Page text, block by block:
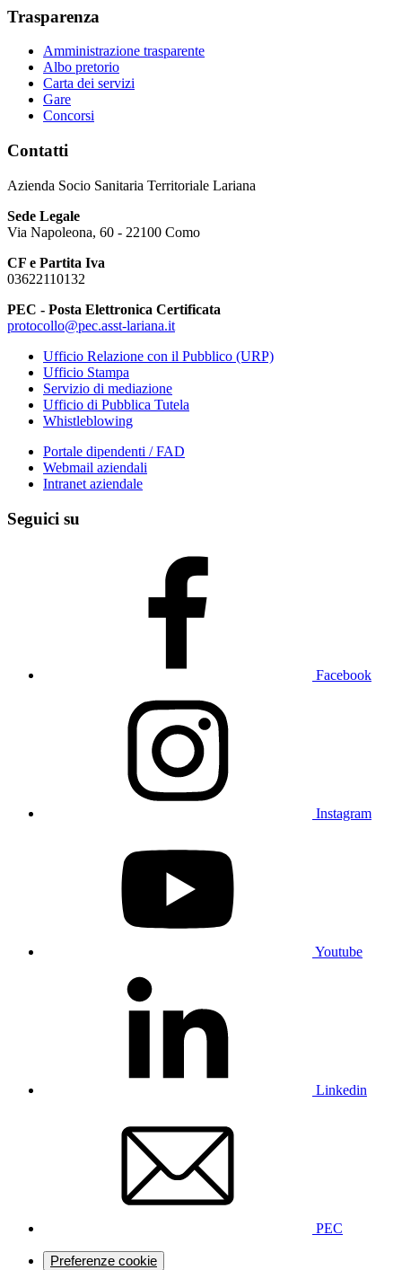
Trasparenza
Amministrazione trasparente
Albo pretorio
Carta dei servizi
Gare
Concorsi
Contatti
Azienda Socio Sanitaria Territoriale Lariana
Sede Legale
Via Napoleona, 60 - 22100 Como
CF e Partita Iva
03622110132
PEC - Posta Elettronica Certificata
protocollo@pec.asst-lariana.it
Ufficio Relazione con il Pubblico (URP)
Ufficio Stampa
Servizio di mediazione
Ufficio di Pubblica Tutela
Whistleblowing
Portale dipendenti / FAD
Webmail aziendali
Intranet aziendale
Seguici su
Facebook
Instagram
Youtube
Linkedin
PEC
Preferenze cookie